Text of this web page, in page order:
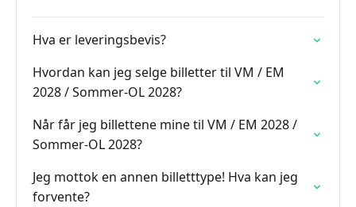
Hva er leveringsbevis?
Hvordan kan jeg selge billetter til VM / EM
2028 / Sommer-OL 2028?
Når får jeg billettene mine til VM / EM 2028 /
Sommer-OL 2028?
Jeg mottok en annen billetttype! Hva kan jeg
forvente?